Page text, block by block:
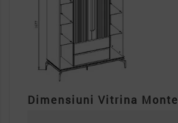
Dimensiuni Vitrina